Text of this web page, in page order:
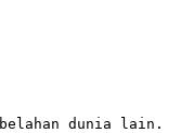
belahan dunia lain.